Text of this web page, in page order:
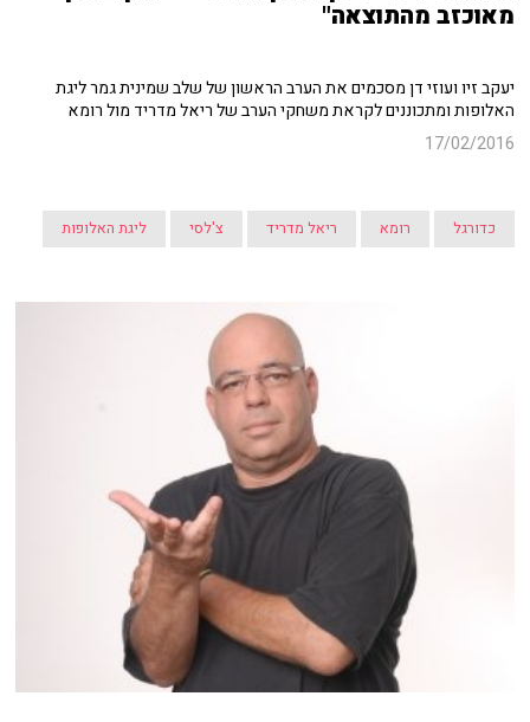
מאוכזב מהתוצאה"
יעקב זיו ועוזי דן מסכמים את הערב הראשון של שלב שמינית גמר ליגת
האלופות ומתכוננים לקראת משחקי הערב של ריאל מדריד מול רומא
17/02/2016
כדורגל רומא ריאל מדריד צ'לסי ליגת האלופות